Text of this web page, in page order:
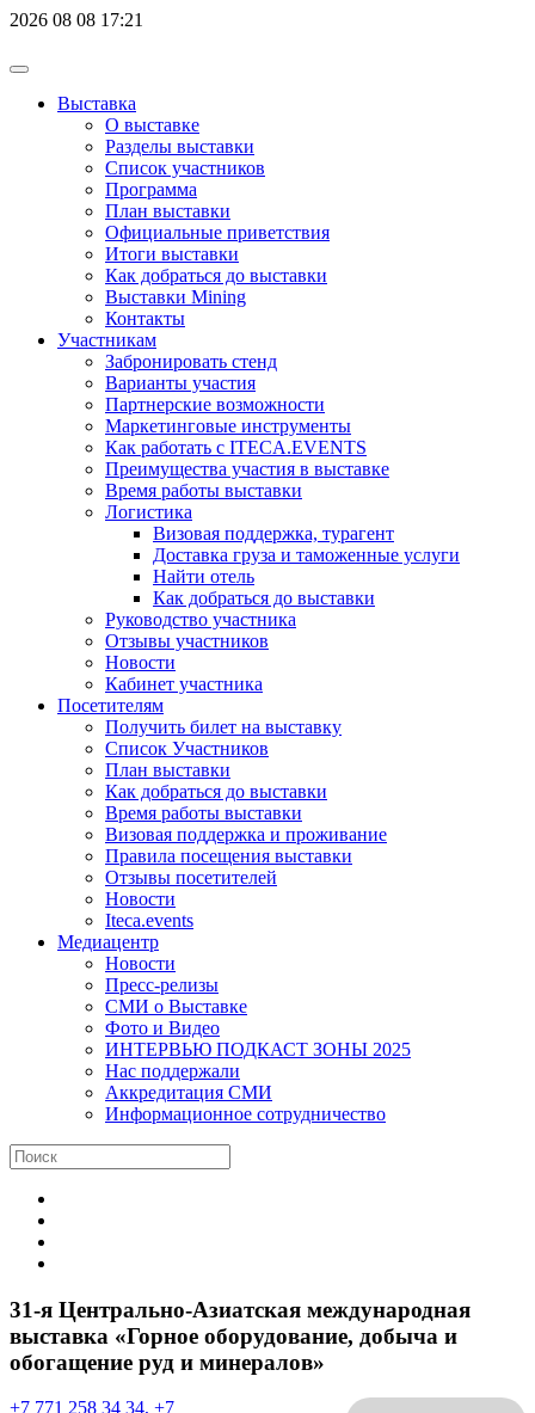
2026 08 08 17:21
Выставка
О выставке
Разделы выставки
Список участников
Программа
План выставки
Официальные приветствия
Итоги выставки
Как добраться до выставки
Выставки Mining
Контакты
Участникам
Забронировать стенд
Варианты участия
Партнерские возможности
Маркетинговые инструменты
Как работать с ITECA.EVENTS
Преимущества участия в выставке
Время работы выставки
Логистика
Визовая поддержка, турагент
Доставка груза и таможенные услуги
Найти отель
Как добраться до выставки
Руководство участника
Отзывы участников
Новости
Кабинет участника
Посетителям
Получить билет на выставку
Список Участников
План выставки
Как добраться до выставки
Время работы выставки
Визовая поддержка и проживание
Правила посещения выставки
Отзывы посетителей
Новости
Iteca.events
Медиацентр
Новости
Пресс-релизы
СМИ о Выставке
Фото и Видео
ИНТЕРВЬЮ ПОДКАСТ ЗОНЫ 2025
Нас поддержали
Аккредитация СМИ
Информационное сотрудничество
31-я Центрально-Азиатская международная
выставка «Горное оборудование, добыча и
обогащение руд и минералов»
+7 771 258 34 34, +7